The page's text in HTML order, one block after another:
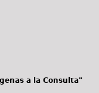
a la Consulta"